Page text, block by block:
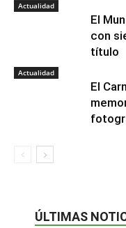
Actualidad
El
con
título
Actualidad
El
ÚLTIMAS